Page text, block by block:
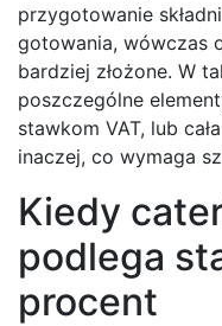
przygotowanie
gotowania, wówczas
bardziej złożone. W
poszczególne
stawkom VAT, lub
inaczej, co wymaga
Kiedy
podlega
procent